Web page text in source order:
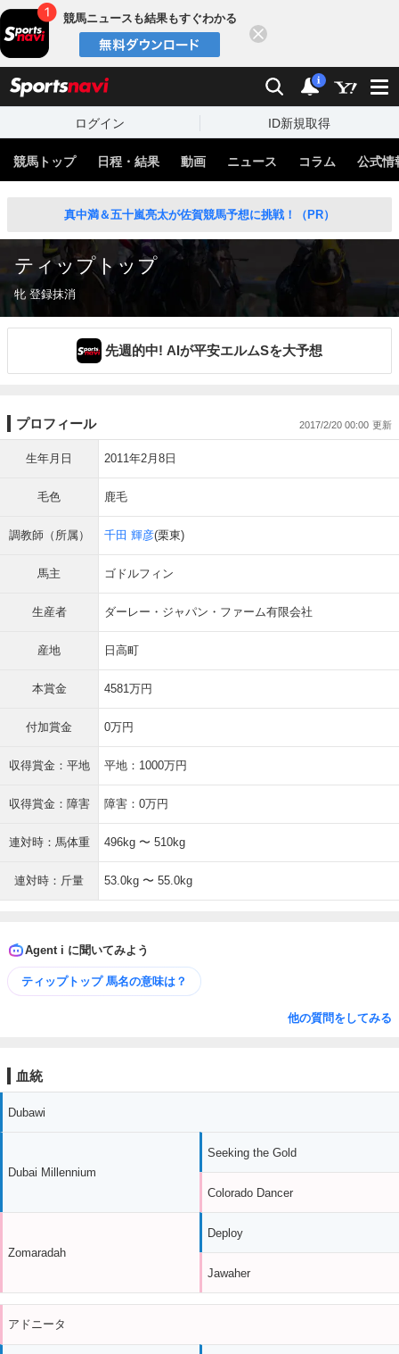
競馬ニュースも結果もすぐわかる
検索 通知
i
ログイン ID新規取得
競馬トップ 日程・結果 動画 ニュース コラム 公式情
真中満＆五十嵐亮太が佐賀競馬予想に挑戦！（PR）
ティップトップ
牝 登録抹消
先週的中! AIが平安エルムSを大予想
プロフィール 2017/2/20 00:00
生年月日 2011年2月8日
毛色 鹿毛
調教師（所属） 千田 輝彦(栗東)
馬主 ゴドルフィン
生産者 ダーレー・ジャパン・ファーム有限会社
産地 日高町
本賞金 4581万円
付加賞金 0万円
収得賞金：平地 平地：1000万円
収得賞金：障害 障害：0万円
連対時：馬体重 496kg 〜 510kg
連対時：斤量 53.0kg 〜 55.0kg
Agent i に聞いてみよう
ティップトップ 馬名の意味は？
他の質問をしてみる
血統
Dubawi
Dubai Millennium
Zomaradah
Seeking the Gold
Colorado Dancer
Deploy
Jawaher
アドニータ